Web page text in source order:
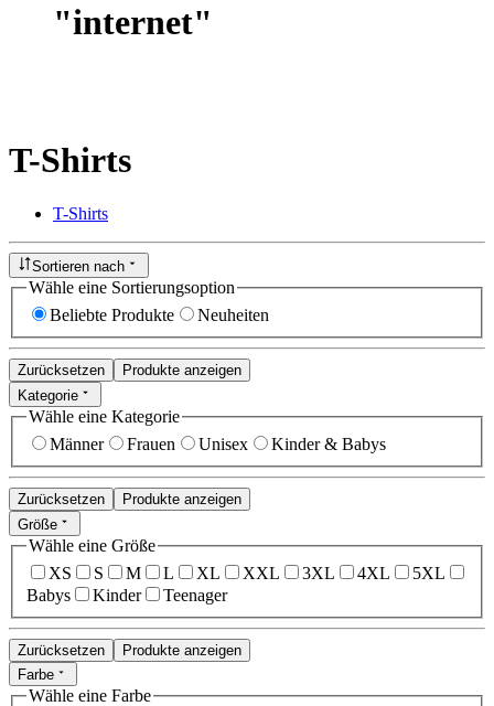
"internet"
T-Shirts
T-Shirts
Sortieren nach
Wähle eine Sortierungsoption
Beliebte Produkte
Neuheiten
Zurücksetzen
Produkte anzeigen
Kategorie
Wähle eine Kategorie
Männer
Frauen Unisex Kinder & Babys
Zurücksetzen
Produkte anzeigen
Größe
Wähle eine Größe
XS
S M L XL XXL 3XL 4XL
5XL
Babys
Kinder Teenager
Zurücksetzen
Produkte anzeigen
Farbe
Wähle eine Farbe